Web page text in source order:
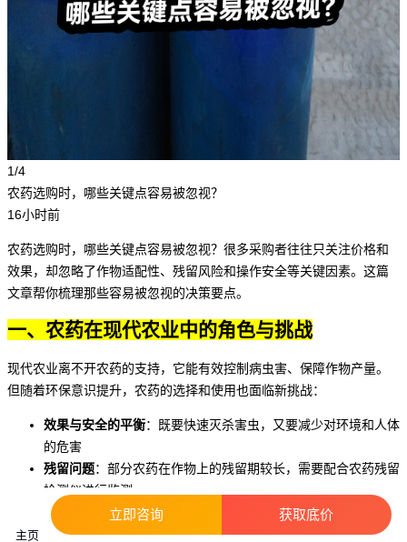
1/4
农药选购时，哪些关键点容易被忽视？
16小时前
农药选购时，哪些关键点容易被忽视？很多采购者往往只关注价格和
效果，却忽略了作物适配性、残留风险和操作安全等关键因素。这篇
文章帮你梳理那些容易被忽视的决策要点。
一、农药在现代农业中的角色与挑战
现代农业离不开农药的支持，它能有效控制病虫害、保障作物产量。
但随着环保意识提升，农药的选择和使用也面临新挑战：
效果与安全的平衡：既要快速灭杀害虫，又要减少对环境和人体
的危害
残留问题：部分农药在作物上的残留期较长，需要配合农药残留
检测仪进行监测
抗药性管理
：长期使用单一成分容易导致害虫产生抗药性
主页
立即咨询 获取底价